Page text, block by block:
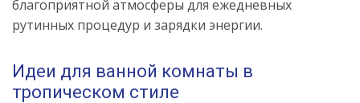
благоприятной атмосферы для ежедневных
рутинных процедур и зарядки энергии.
Идеи для ванной комнаты в
тропическом стиле